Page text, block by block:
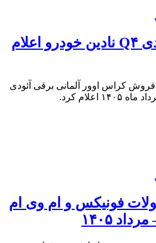
شرایط فروش آئودی Q۴ نادین خودرو اعلام
کراس اوور آلمانی برقی آئودی
فونیکس و ام وی ام